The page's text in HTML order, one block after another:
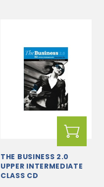
THE BUSINESS 2.0
UPPER INTERMEDIATE
CLASS CD